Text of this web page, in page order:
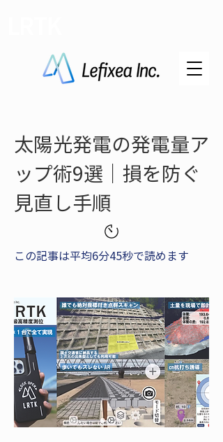
太陽光発電の発電量ア
ップ術9選｜損を防ぐ
見直し手順
この記事は平均6分45秒で読めます